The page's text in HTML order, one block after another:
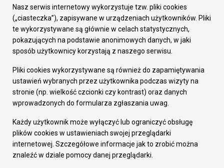
Załatw sprawę
Prezydent Miasta
Rada Miasta
Wydziały
Elektroniczna Skrzynka Podawcza
Gospodarka
Fundusze europejskie
Środki krajowe
Oferty inwestycyjne
Pozostałe
Deklaracja dostępności
Dane osobowe
Dodaj opinię o witrynie
Nasz serwis internetowy wykorzystuje tzw. pliki cookies
(„ciasteczka”), zapisywane w urządzeniach użytkowników. Pliki
te wykorzystywane są głównie w celach statystycznych,
pokazujących na podstawie anonimowych danych, w jaki
sposób użytkownicy korzystają z naszego serwisu.
Pliki cookies wykorzystywane są również do zapamiętywania
ustawień wybranych przez użytkownika podczas wizyty na
stronie (np. wielkość czcionki czy kontrast) oraz danych
wprowadzonych do formularza zgłaszania uwag.
Każdy użytkownik może wyłączyć lub ograniczyć obsługę
plików cookies w ustawieniach swojej przeglądarki
internetowej. Szczegółowe informacje jak to zrobić można
znaleźć w dziale pomocy danej przeglądarki.